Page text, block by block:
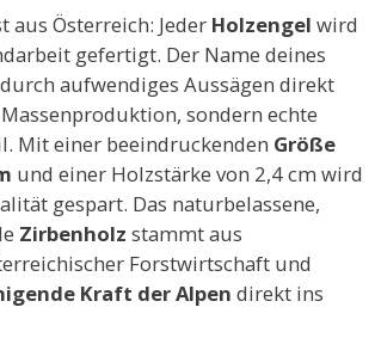
aus Österreich: Jeder Holzengel wird
gefertigt. Der Name deines
aufwendiges Aussägen direkt
sondern echte
Mit einer beeindruckenden Größe
und einer Holzstärke von 2,4 cm wird
gespart. Das naturbelassene,
Zirbenholz stammt aus
Forstwirtschaft und
Kraft der Alpen direkt ins